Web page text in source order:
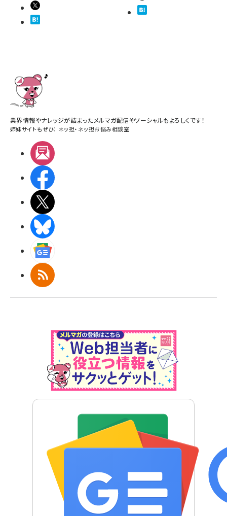
業界情報やナレッジが詰まったメルマガ配信やソーシャルもよろしくです！
姉妹サイトもぜひ： ネッ担・ ネッ担お悩み相談室
RSS